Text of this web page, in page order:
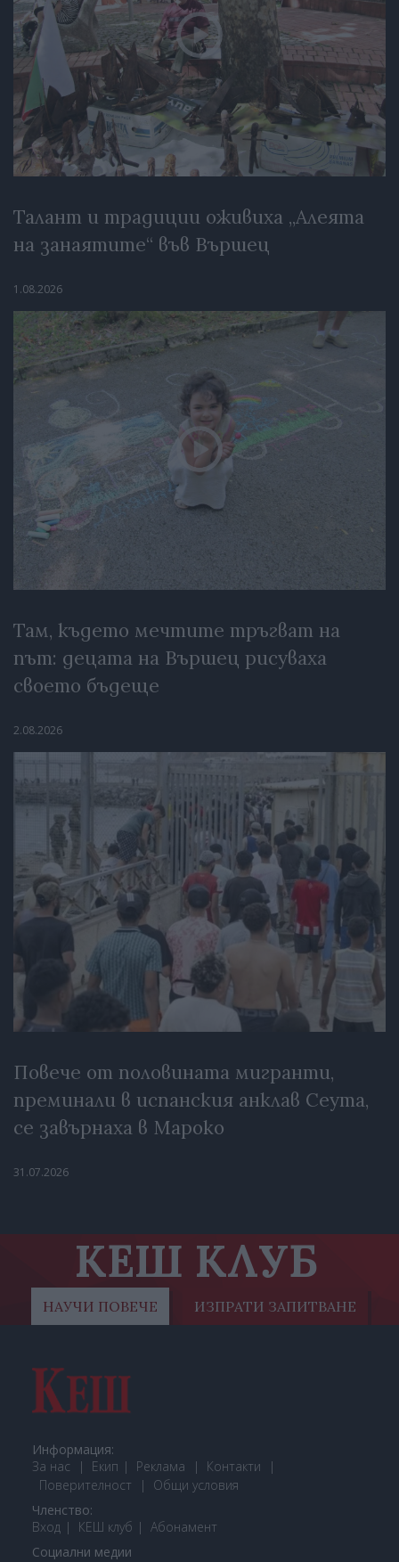
Талант и традиции оживиха „Алеята
на занаятите“ във Вършец
1.08.2026
Там, където мечтите тръгват на
път: децата на Вършец рисуваха
своето бъдеще
2.08.2026
Повече от половината мигранти,
преминали в испанския анклав Сеута,
се завърнаха в Мароко
31.07.2026
КЕШ КЛУБ
НАУЧИ ПОВЕЧЕ ИЗПРАТИ ЗАПИТВАНЕ
Информация:
За нас
Екип Реклама
Контакти
Поверителност
Общи условия
Членство:
Вход
КЕШ клуб Абонамент
Социални медии